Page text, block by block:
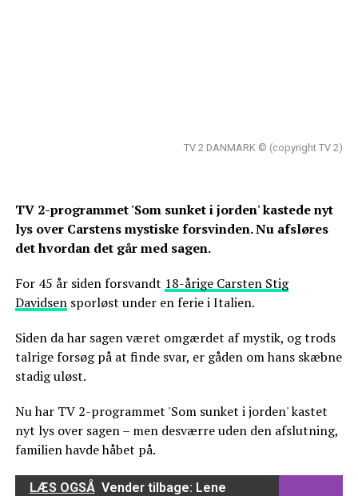
TV 2 DANMARK © (copyright TV 2)
TV 2-programmet 'Som sunket i jorden' kastede nyt
lys over Carstens mystiske forsvinden. Nu afsløres
det hvordan det går med sagen.
For 45 år siden forsvandt 18-årige Carsten Stig
Davidsensporløst under en ferie i Italien.
Siden da har sagen været omgærdet af mystik, og trods
talrige forsøg på at finde svar, er gåden om hans skæbne
stadig uløst.
Nu har TV 2-programmet 'Som sunket i jorden' kastet
nyt lys over sagen – men desværre uden den afslutning,
familien havde håbet på.
LÆS OGSÅ Vender tilbage: Lene